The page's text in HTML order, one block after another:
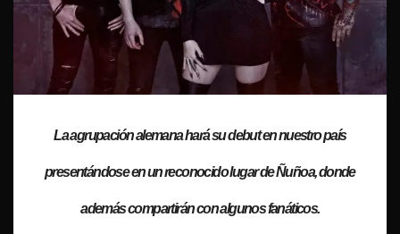
La agrupación alemana hará su debut en nuestro país
presentándose en un reconocido lugar de Ñuñoa, donde
además compartirán con algunos fanáticos.